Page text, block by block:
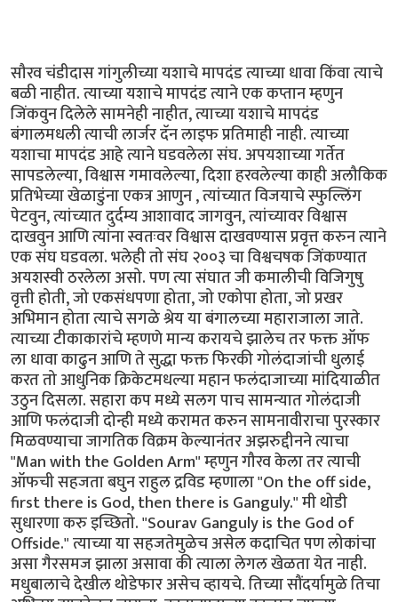
सौरव चंडीदास गांगुलीच्या यशाचे मापदंड त्याच्या धावा किंवा त्याचे
बळी नाहीत. त्याच्या यशाचे मापदंड त्याने एक कप्तान म्हणुन
जिंकवुन दिलेले सामनेही नाहीत, त्याच्या यशाचे मापदंड
बंगालमधली त्याची लार्जर दॅन लाइफ प्रतिमाही नाही. त्याच्या
यशाचा मापदंड आहे त्याने घडवलेला संघ. अपयशाच्या गर्तेत
सापडलेल्या, विश्वास गमावलेल्या, दिशा हरवलेल्या काही अलौकिक
प्रतिभेच्या खेळाडुंना एकत्र आणुन , त्यांच्यात विजयाचे स्फुल्लिंग
पेटवुन, त्यांच्यात दुर्दम्य आशावाद जागवुन, त्यांच्यावर विश्वास
दाखवुन आणि त्यांना स्वतःवर विश्वास दाखवण्यास प्रवृत्त करुन त्याने
एक संघ घडवला. भलेही तो संघ २००३ चा विश्वचषक जिंकण्यात
अयशस्वी ठरलेला असो. पण त्या संघात जी कमालीची विजिगुषु
वृत्ती होती, जो एकसंधपणा होता, जो एकोपा होता, जो प्रखर
अभिमान होता त्याचे सगळे श्रेय या बंगालच्या महाराजाला जाते.
त्याच्या टीकाकारांचे म्हणणे मान्य करायचे झालेच तर फक्त ऑफ
ला धावा काढुन आणि ते सुद्धा फक्त फिरकी गोलंदाजांची धुलाई
करत तो आधुनिक क्रिकेटमधल्या महान फलंदाजाच्या मांदियाळीत
उठुन दिसला. सहारा कप मध्ये सलग पाच सामन्यात गोलंदाजी
आणि फलंदाजी दोन्ही मध्ये करामत करुन सामनावीराचा पुरस्कार
मिळवण्याचा जागतिक विक्रम केल्यानंतर अझरुद्दीनने त्याचा
"Man with the Golden Arm" म्हणुन गौरव केला तर त्याची
ऑफची सहजता बघुन राहुल द्रविड म्हणाला "On the off side,
first there is God, then there is Ganguly." मी थोडी
सुधारणा करु इच्छितो. "Sourav Ganguly is the God of
Offside." त्याच्या या सहजतेमुळेच असेल कदाचित पण लोकांचा
असा गैरसमज झाला असावा की त्याला लेगल खेळता येत नाही.
मधुबालाचे देखील थोडेफार असेच व्हायचे. तिच्या सौंदर्यामुळे तिचा